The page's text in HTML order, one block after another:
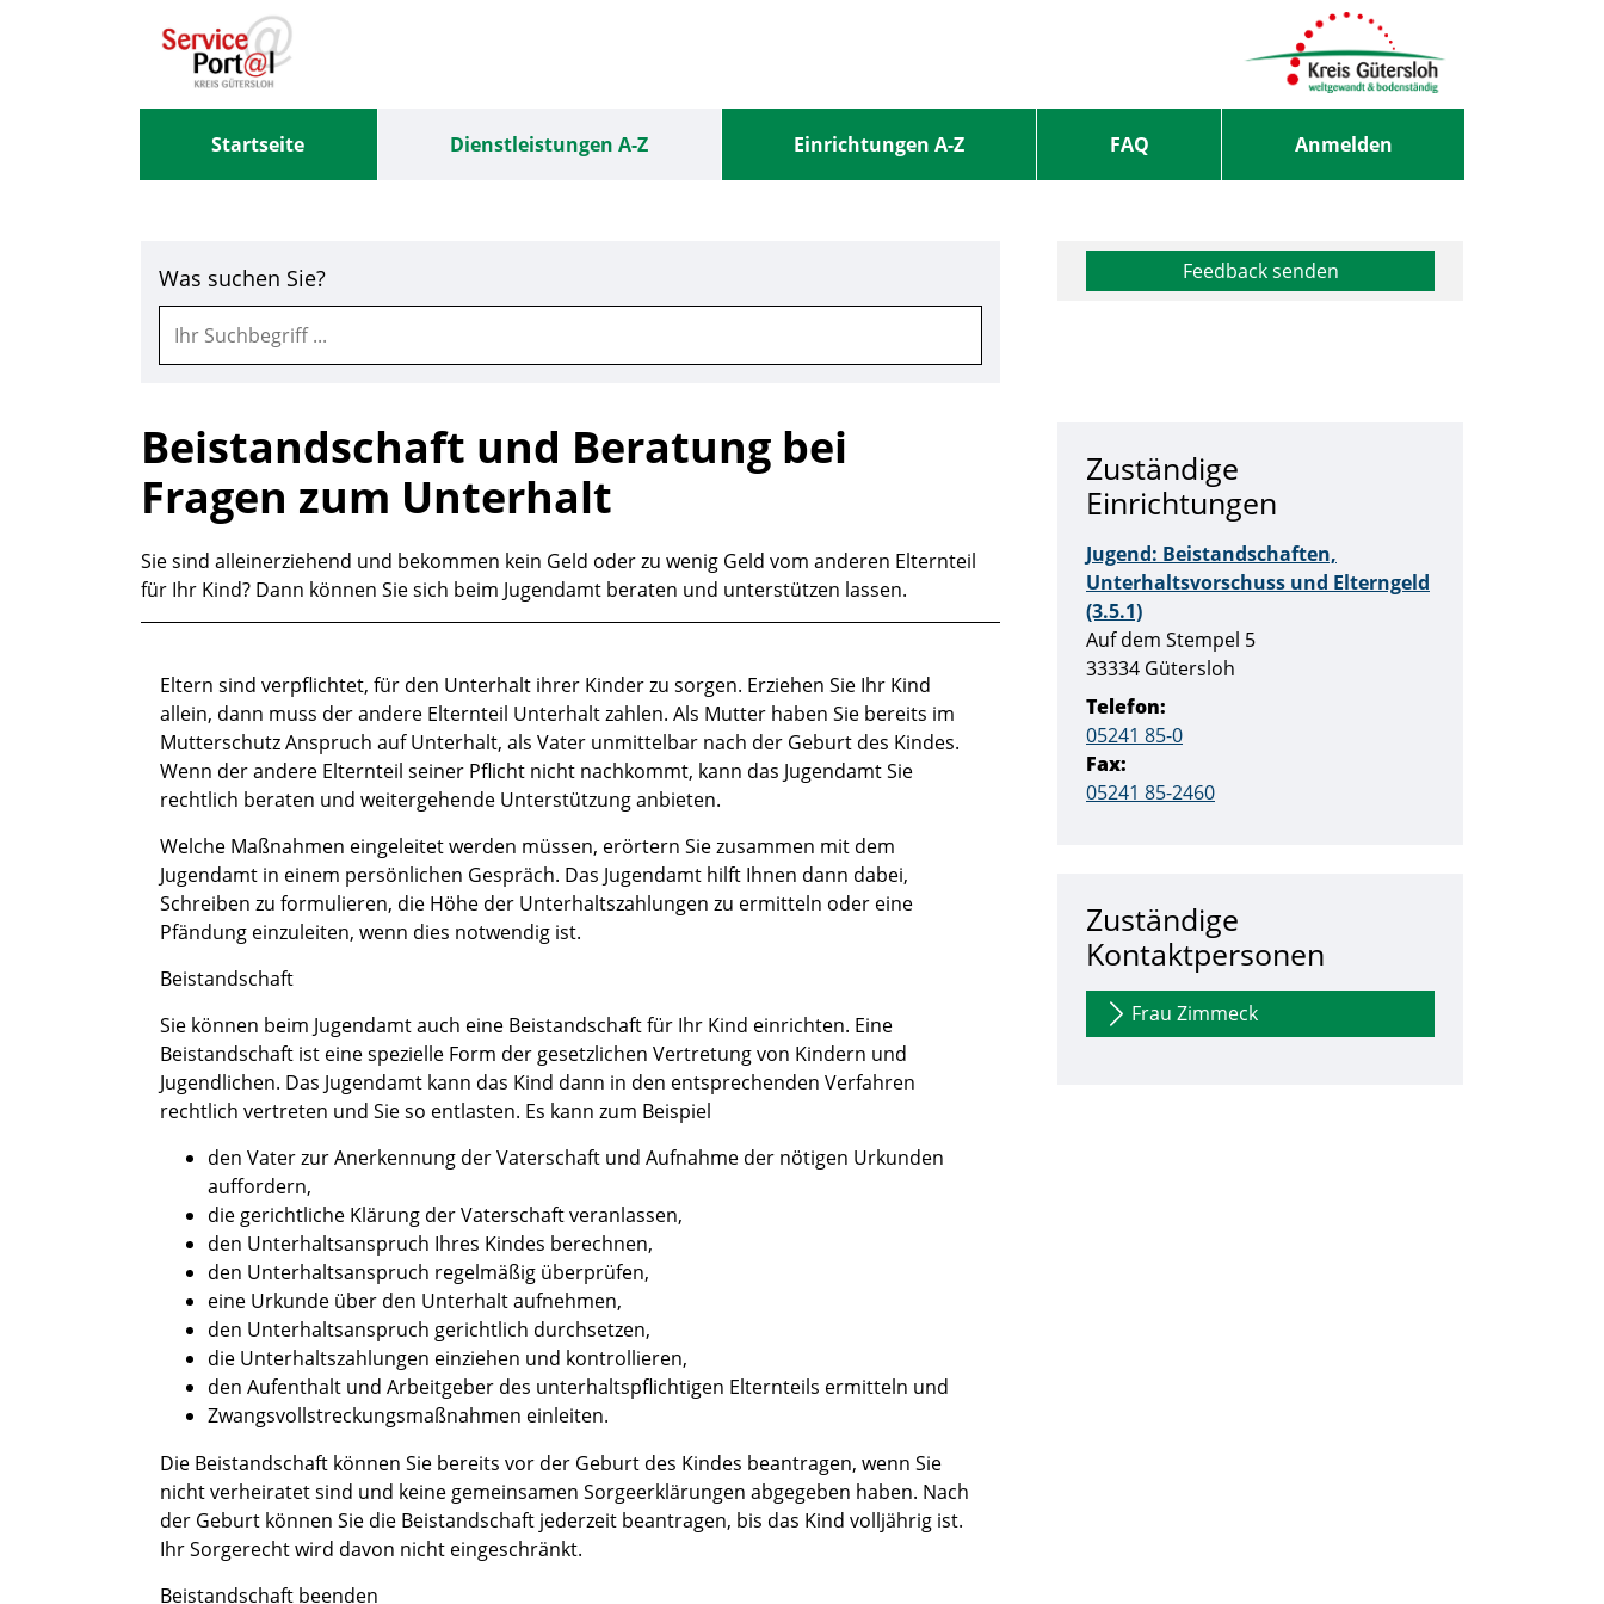
Zum Hauptinhalt springen
Startseite Dienstleistungen A-Z Einrichtungen A-Z FAQ Anmelden
Was suchen Sie? Feedback senden
Beistandschaft und Beratung bei
Fragen zum Unterhalt
Kurzbeschreibung
Sie sind alleinerziehend und bekommen kein Geld oder zu wenig Geld vom anderen Elternteil
für Ihr Kind? Dann können Sie sich beim Jugendamt beraten und unterstützen lassen.
Beschreibung
Eltern sind verpflichtet, für den Unterhalt ihrer Kinder zu sorgen. Erziehen Sie Ihr Kind
allein, dann muss der andere Elternteil Unterhalt zahlen. Als Mutter haben Sie bereits im
Mutterschutz Anspruch auf Unterhalt, als Vater unmittelbar nach der Geburt des Kindes.
Wenn der andere Elternteil seiner Pflicht nicht nachkommt, kann das Jugendamt Sie
rechtlich beraten und weitergehende Unterstützung anbieten.
Welche Maßnahmen eingeleitet werden müssen, erörtern Sie zusammen mit dem
Jugendamt in einem persönlichen Gespräch. Das Jugendamt hilft Ihnen dann dabei,
Schreiben zu formulieren, die Höhe der Unterhaltszahlungen zu ermitteln oder eine
Pfändung einzuleiten, wenn dies notwendig ist.
Beistandschaft
Sie können beim Jugendamt auch eine Beistandschaft für Ihr Kind einrichten. Eine
Beistandschaft ist eine spezielle Form der gesetzlichen Vertretung von Kindern und
Jugendlichen. Das Jugendamt kann das Kind dann in den entsprechenden Verfahren
rechtlich vertreten und Sie so entlasten. Es kann zum Beispiel
den Vater zur Anerkennung der Vaterschaft und Aufnahme der nötigen Urkunden
auffordern,
die gerichtliche Klärung der Vaterschaft veranlassen,
den Unterhaltsanspruch Ihres Kindes berechnen,
den Unterhaltsanspruch regelmäßig überprüfen,
eine Urkunde über den Unterhalt aufnehmen,
den Unterhaltsanspruch gerichtlich durchsetzen,
die Unterhaltszahlungen einziehen und kontrollieren,
den Aufenthalt und Arbeitgeber des unterhaltspflichtigen Elternteils ermitteln und
Zwangsvollstreckungsmaßnahmen einleiten.
Die Beistandschaft können Sie bereits vor der Geburt des Kindes beantragen, wenn Sie
nicht verheiratet sind und keine gemeinsamen Sorgeerklärungen abgegeben haben. Nach
der Geburt können Sie die Beistandschaft jederzeit beantragen, bis das Kind volljährig ist.
Ihr Sorgerecht wird davon nicht eingeschränkt.
Beistandschaft beenden
Zuständige
Einrichtungen
Jugend: Beistandschaften,
Unterhaltsvorschuss und Elterngeld
(3.5.1)
Straße:
Auf dem Stempel Hausnummer:
5
PLZ:
33334 Ort:
Gütersloh
Telefon:
05241 85-0
Fax:
05241 85-2460
Zuständige
Kontaktpersonen
Frau Zimmeck